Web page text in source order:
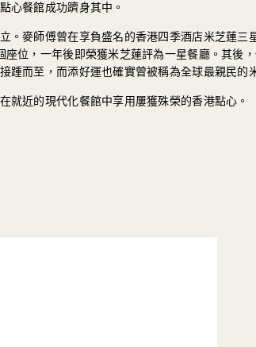
心餐館成功躋身其中。
。麥師傅曾在享負盛名的香港四季酒店米芝蓮
位，一年後即榮獲米芝蓮評為一星餐廳。其後
踵而至，而添好運也確實曾被稱為全球最親民的
就近的現代化餐館中享用屢獲殊榮的香港點心。